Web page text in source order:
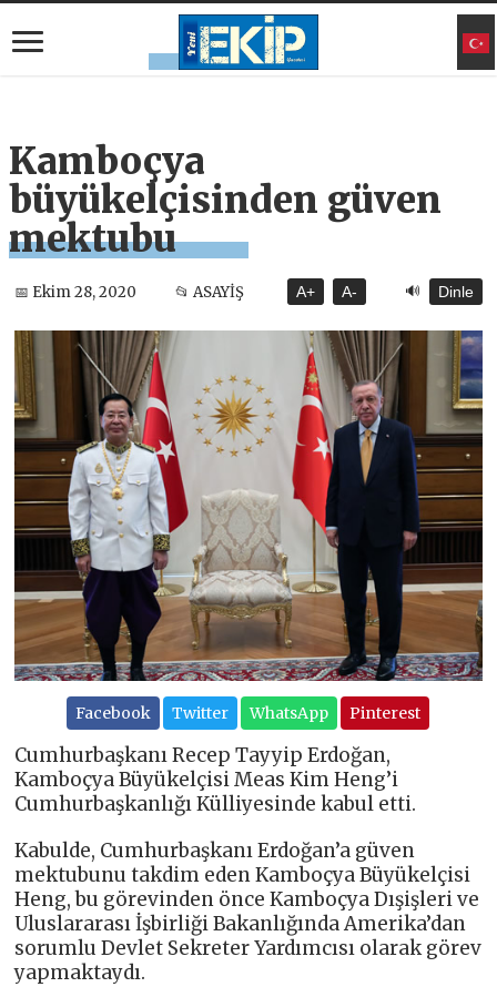
Kamboçya
büyükelçisinden güven
mektubu
📅 Ekim 28, 2020 📂 ASAYİŞ A+ A- 🔊 Dinle
Facebook Twitter WhatsApp Pinterest
Cumhurbaşkanı Recep Tayyip Erdoğan,
Kamboçya Büyükelçisi Meas Kim Heng’i
Cumhurbaşkanlığı Külliyesinde kabul etti.
Kabulde, Cumhurbaşkanı Erdoğan’a güven
mektubunu takdim eden Kamboçya Büyükelçisi
Heng, bu görevinden önce Kamboçya Dışişleri ve
Uluslararası İşbirliği Bakanlığında Amerika’dan
sorumlu Devlet Sekreter Yardımcısı olarak görev
yapmaktaydı.